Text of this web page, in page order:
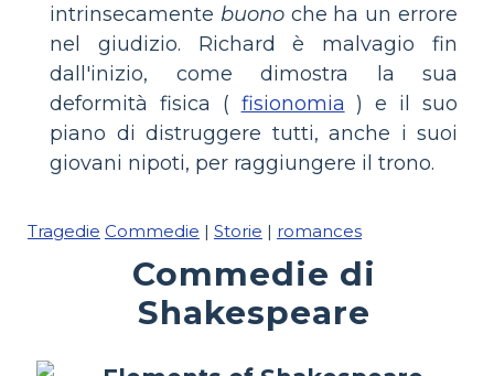
intrinsecamente buonoche ha un errore
nel giudizio. Richard è malvagio fin
dall'inizio, come dimostra la sua
deformità fisica ( fisionomia ) e il suo
piano di distruggere tutti, anche i suoi
giovani nipoti, per raggiungere il trono.
Tragedie Commedie | Storie | romances
Commedie di
Shakespeare